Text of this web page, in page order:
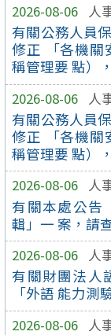
2026-08-06 人
有關公務人員
修正 「各機關
稱管理要 點）
2026-08-06 人
有關公務人員
修正 「各機關
稱管理要 點）
2026-08-06 人
有關本處公告
輯」一 案，請
2026-08-06 人
有關財團法人
「外語 能力
2026-08-06 人